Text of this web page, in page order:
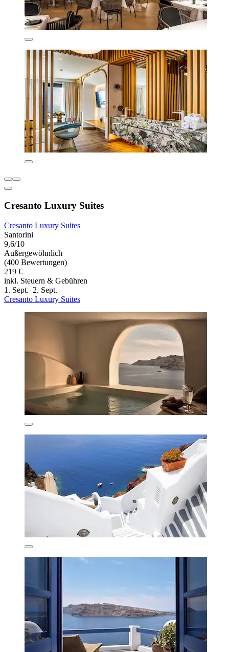
Cresanto Luxury Suites
Cresanto Luxury Suites
Santorini
9,6/10
Außergewöhnlich
(400 Bewertungen)
219 €
inkl. Steuern & Gebühren
1. Sept.–2. Sept.
Cresanto Luxury Suites